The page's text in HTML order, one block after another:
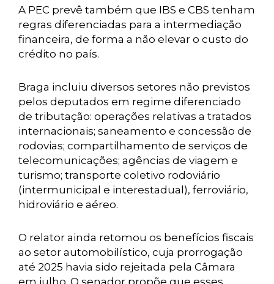
A PEC prevê também que IBS e CBS tenham
regras diferenciadas para a intermediação
financeira, de forma a não elevar o custo do
crédito no país.
Braga incluiu diversos setores não previstos
pelos deputados em regime diferenciado
de tributação: operações relativas a tratados
internacionais; saneamento e concessão de
rodovias; compartilhamento de serviços de
telecomunicações; agências de viagem e
turismo; transporte coletivo rodoviário
(intermunicipal e interestadual), ferroviário,
hidroviário e aéreo.
O relator ainda retomou os benefícios fiscais
ao setor automobilístico, cuja prorrogação
até 2025 havia sido rejeitada pela Câmara
em julho. O senador propõe que esses